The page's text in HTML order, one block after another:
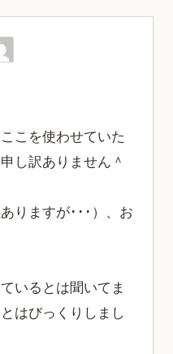
こを使わせていた
し訳ありません＾
りますが･･･）、お
いるとは聞いてま
はびっくりしまし